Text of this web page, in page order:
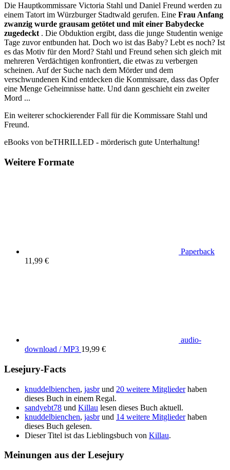
Die Hauptkommissare Victoria Stahl und Daniel Freund werden zu
einem Tatort im Würzburger Stadtwald gerufen. Eine Frau Anfang
zwanzig wurde grausam getötet und mit einer Babydecke
zugedeckt . Die Obduktion ergibt, dass die junge Studentin wenige
Tage zuvor entbunden hat. Doch wo ist das Baby? Lebt es noch? Ist
es das Motiv für den Mord? Stahl und Freund sehen sich gleich mit
mehreren Verdächtigen konfrontiert, die etwas zu verbergen
scheinen. Auf der Suche nach dem Mörder und dem
verschwundenen Kind entdecken die Kommissare, dass das Opfer
eine Menge Geheimnisse hatte. Und dann geschieht ein zweiter
Mord ...
Ein weiterer schockierender Fall für die Kommissare Stahl und
Freund.
eBooks von beTHRILLED - mörderisch gute Unterhaltung!
Weitere Formate
Paperback
11,99 €
audio-
download / MP3 19,99 €
Lesejury-Facts
knuddelbienchen, jasbrund 20 weitere Mitgliederhaben
dieses Buch in einem Regal.
sandyebt78 und Killau lesen dieses Buch aktuell.
knuddelbienchen, jasbrund 14 weitere Mitgliederhaben
dieses Buch gelesen.
Dieser Titel ist das Lieblingsbuch von Killau.
Meinungen aus der Lesejury